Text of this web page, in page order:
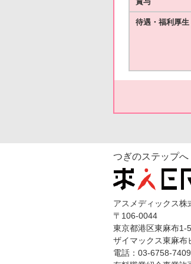
待遇・福利厚生
つぎのステップへ
アスメディックス株
〒106-0044
東京都港区東麻布1-
ザイマックス東麻布
電話：03-6758-7409